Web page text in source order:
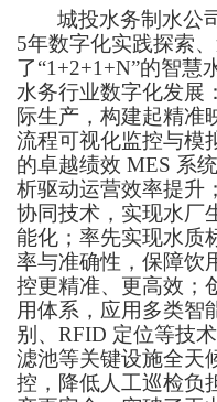
城投水务制水公
5年数字化实践探索
了“1+2+1+N”的智慧
水务行业数字化发展
际生产，构建起精准
流程可视化监控与模
的卓越绩效 MES 系
析驱动运营效率提升
协同技术，实现水厂
能化；率先实现水质
率与准确性，保障饮
控更精准、更高效；
用体系，应用多类智
别、RFID 定位等技
滤池等关键设施全天
控，降低人工巡检负